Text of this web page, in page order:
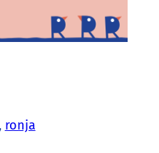
, ronja